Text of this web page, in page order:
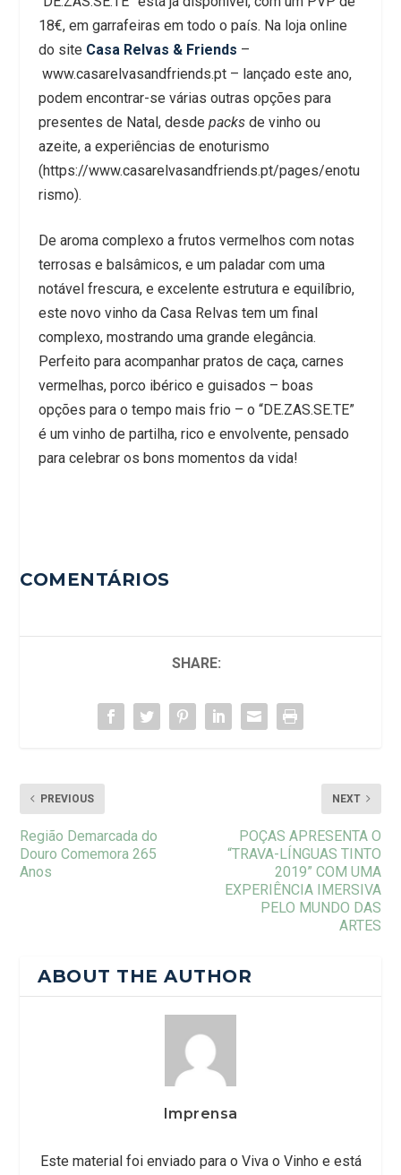
18€, em garrafeiras em todo o país. Na loja online
do site Casa Relvas & Friends –
www.casarelvasandfriends.pt – lançado este ano,
podem encontrar-se várias outras opções para
presentes de Natal, desde packsde vinho ou
azeite, a experiências de enoturismo
(https://www.casarelvasandfriends.pt/pages/enotu
rismo).
De aroma complexo a frutos vermelhos com notas
terrosas e balsâmicos, e um paladar com uma
notável frescura, e excelente estrutura e equilíbrio,
este novo vinho da Casa Relvas tem um final
complexo, mostrando uma grande elegância.
Perfeito para acompanhar pratos de caça, carnes
vermelhas, porco ibérico e guisados – boas
opções para o tempo mais frio – o “DE.ZAS.SE.TE”
é um vinho de partilha, rico e envolvente, pensado
para celebrar os bons momentos da vida!
COMENTÁRIOS
SHARE:
PREVIOUS
Região Demarcada do
Douro Comemora 265
Anos
NEXT
POÇAS APRESENTA O
“TRAVA-LÍNGUAS TINTO
2019” COM UMA
EXPERIÊNCIA IMERSIVA
PELO MUNDO DAS
ARTES
ABOUT THE AUTHOR
Imprensa
Este material foi enviado para o Viva o Vinho e está